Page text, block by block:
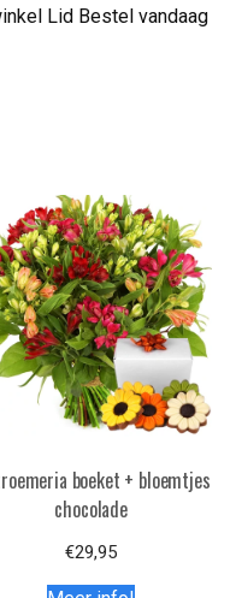
Lid Bestel vandaag
boeket + bloemtjes
chocolade
€29,95